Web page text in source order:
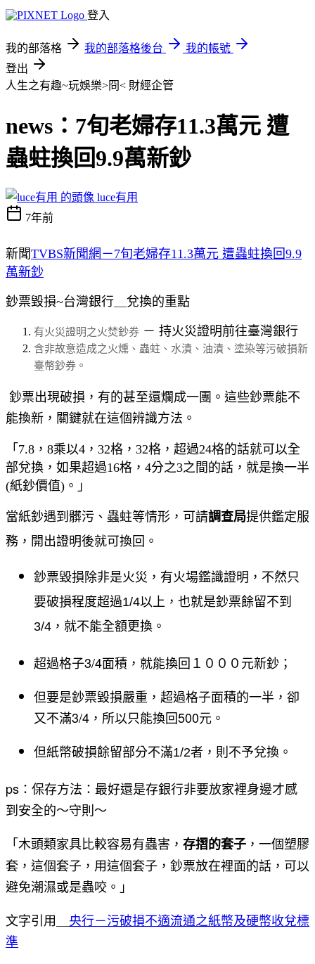
登入
我的部落格 我的部落格後台
我的帳號
登出
人生之有趣~玩娛樂>冏< 財經企管
news：7旬老婦存11.3萬元 遭
蟲蛀換回9.9萬新鈔
luce有用
7年前
新聞TVBS新聞網－7旬老婦存11.3萬元 遭蟲蛀換回9.9
萬新鈔
鈔票毀損~台灣銀行＿兌換的重點
有火災證明之火焚鈔券 － 持火災證明前往臺灣銀行
含非故意造成之火燻、蟲蛀、水漬、油漬、塗染等污破損新
臺幣鈔券。
鈔票出現破損，有的甚至還爛成一團。這些鈔票能不
能換新，關鍵就在這個辨識方法。
「7.8，8乘以4，32格，32格，超過24格的話就可以全
部兌換，如果超過16格，4分之3之間的話，就是換一半
(紙鈔價值)。」
當紙鈔遇到髒污、蟲蛀等情形，可請調查局提供鑑定服
務，開出證明後就可換回。
鈔票毀損除非是火災，有火場鑑識證明，不然只
要破損程度超過1/4以上，也就是鈔票餘留不到
3/4，就不能全額更換。
超過格子3/4面積，就能換回１０００元新鈔；
但要是鈔票毀損嚴重，超過格子面積的一半，卻
又不滿3/4，所以只能換回500元。
但紙幣破損餘留部分不滿1/2者，則不予兌換。
ps：保存方法：最好還是存銀行非要放家裡身邊才感
到安全的～守則～
「木頭類家具比較容易有蟲害， 存摺的套子 ，一個塑膠
套，這個套子，用這個套子，鈔票放在裡面的話，可以
避免潮濕或是蟲咬。」
文字引用＿ 央行－污破損不適流通之紙幣及硬幣收兌標
準